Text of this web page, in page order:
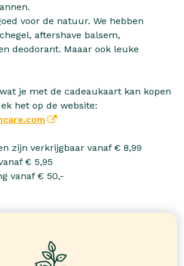
voor de natuur. We hebben
aftershave balsem,
deodorant. Maaar ook leuke
je met de cadeaukaart kan kopen
het op de website:
zijn verkrijgbaar vanaf € 8,99
€ 5,95
vanaf € 50,-